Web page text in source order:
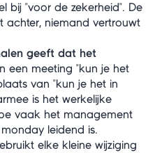
bij "voor de zekerheid". De
niemand vertrouwt
geeft dat het
een meeting "kun je het
van "kun je het in
is het werkelijke
vaak het management
leidend is.
elke kleine wijziging